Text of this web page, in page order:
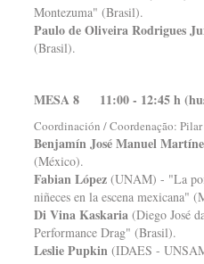
Montezuma" (Brasil).
Paulo de Oliveira Rodrigues
(Brasil).
MESA 8 11:00 - 12:45 h
Coordinación / Coordenação:
Benjamín José Manuel
(México).
Fabian López (UNAM) - "La
niñeces en la escena mexicana"
Di Vina Kaskaria (Diego José
Performance Drag" (Brasil).
Leslie Pupkin (IDAES -